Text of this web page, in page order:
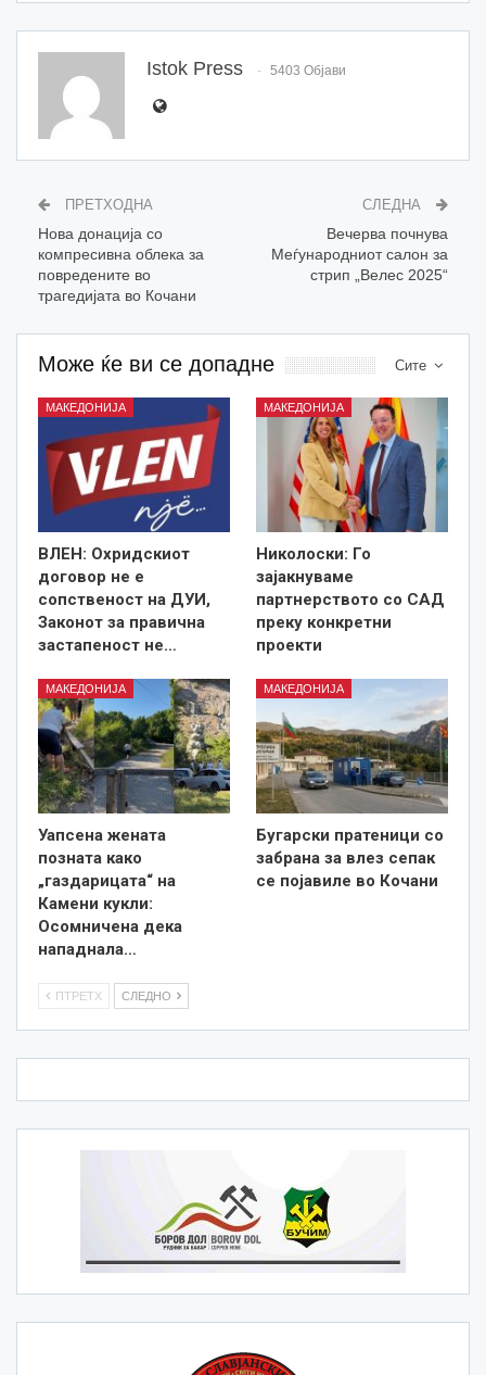
Istok Press 5403 Објави
ПРЕТХОДНА
Нова донација со
компресивна облека за
повредените во
трагедијата во Кочани
СЛЕДНА
Вечерва почнува
Меѓународниот салон за
стрип „Велес 2025“
Сите
Може ќе ви се допадне
МАКЕДОНИЈА
ВЛЕН: Охридскиот
договор не е
сопственост на ДУИ,
Законот за правична
застапеност не…
МАКЕДОНИЈА
Николоски: Го
зајакнуваме
партнерството со САД
преку конкретни
проекти
МАКЕДОНИЈА
Уапсена жената
позната како
„газдарицата“ на
Камени кукли:
Осомничена дека
нападнала…
МАКЕДОНИЈА
Бугарски пратеници со
забрана за влез сепак
се појавиле во Кочани
ПТРЕТХ СЛЕДНО